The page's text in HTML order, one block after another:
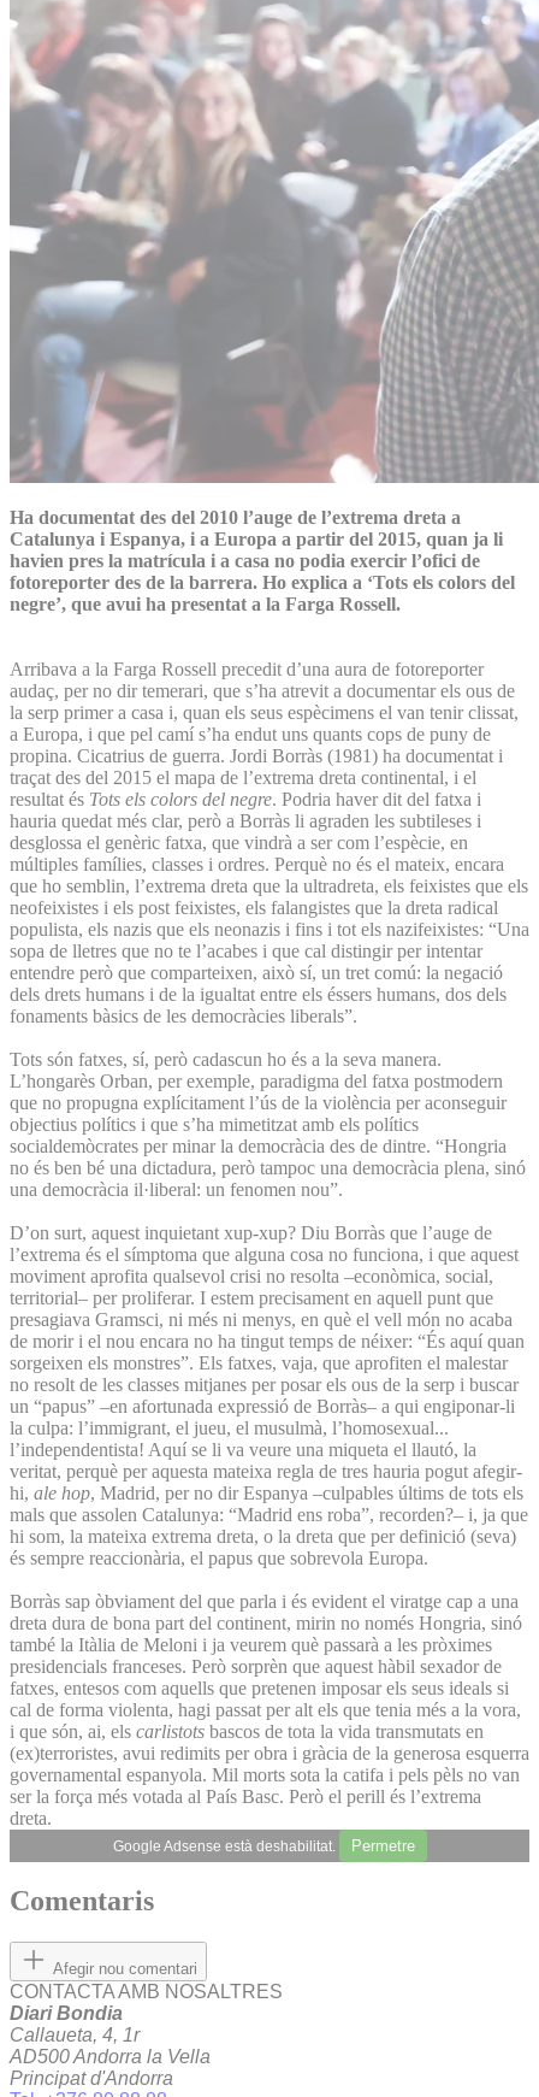
Ha documentat des del 2010 l’auge de l’extrema dreta a
Catalunya i Espanya, i a Europa a partir del 2015, quan ja li
havien pres la matrícula i a casa no podia exercir l’ofici de
fotoreporter des de la barrera. Ho explica a ‘Tots els colors del
negre’, que avui ha presentat a la Farga Rossell.
Arribava a la Farga Rossell precedit d’una aura de fotoreporter
audaç, per no dir temerari, que s’ha atrevit a documentar els ous de
la serp primer a casa i, quan els seus espècimens el van tenir clissat,
a Europa, i que pel camí s’ha endut uns quants cops de puny de
propina. Cicatrius de guerra. Jordi Borràs (1981) ha documentat i
traçat des del 2015 el mapa de l’extrema dreta continental, i el
resultat és Tots els colors del negre. Podria haver dit del fatxa i
hauria quedat més clar, però a Borràs li agraden les subtileses i
desglossa el genèric fatxa, que vindrà a ser com l’espècie, en
múltiples famílies, classes i ordres. Perquè no és el mateix, encara
que ho semblin, l’extrema dreta que la ultradreta, els feixistes que els
neofeixistes i els post feixistes, els falangistes que la dreta radical
populista, els nazis que els neonazis i fins i tot els nazifeixistes: “Una
sopa de lletres que no te l’acabes i que cal distingir per intentar
entendre però que comparteixen, això sí, un tret comú: la negació
dels drets humans i de la igualtat entre els éssers humans, dos dels
fonaments bàsics de les democràcies liberals”.
Tots són fatxes, sí, però cadascun ho és a la seva manera.
L’hongarès Orban, per exemple, paradigma del fatxa postmodern
que no propugna explícitament l’ús de la violència per aconseguir
objectius polítics i que s’ha mimetitzat amb els polítics
socialdemòcrates per minar la democràcia des de dintre. “Hongria
no és ben bé una dictadura, però tampoc una democràcia plena, sinó
una democràcia il·liberal: un fenomen nou”.
D’on surt, aquest inquietant xup-xup? Diu Borràs que l’auge de
l’extrema és el símptoma que alguna cosa no funciona, i que aquest
moviment aprofita qualsevol crisi no resolta –econòmica, social,
territorial– per proliferar. I estem precisament en aquell punt que
presagiava Gramsci, ni més ni menys, en què el vell món no acaba
de morir i el nou encara no ha tingut temps de néixer: “És aquí quan
sorgeixen els monstres”. Els fatxes, vaja, que aprofiten el malestar
no resolt de les classes mitjanes per posar els ous de la serp i buscar
un “papus” –en afortunada expressió de Borràs– a qui engiponar-li
la culpa: l’immigrant, el jueu, el musulmà, l’homosexual...
l’independentista! Aquí se li va veure una miqueta el llautó, la
veritat, perquè per aquesta mateixa regla de tres hauria pogut afegir-
hi, ale hop, Madrid, per no dir Espanya –culpables últims de tots els
mals que assolen Catalunya: “Madrid ens roba”, recorden?– i, ja que
hi som, la mateixa extrema dreta, o la dreta que per definició (seva)
és sempre reaccionària, el papus que sobrevola Europa.
Borràs sap òbviament del que parla i és evident el viratge cap a una
dreta dura de bona part del continent, mirin no només Hongria, sinó
també la Itàlia de Meloni i ja veurem què passarà a les pròximes
presidencials franceses. Però sorprèn que aquest hàbil sexador de
fatxes, entesos com aquells que pretenen imposar els seus ideals si
cal de forma violenta, hagi passat per alt els que tenia més a la vora,
i que són, ai, els carlistots bascos de tota la vida transmutats en
(ex)terroristes, avui redimits per obra i gràcia de la generosa esquerra
governamental espanyola. Mil morts sota la catifa i pels pèls no van
ser la força més votada al País Basc. Però el perill és l’extrema
dreta.
Google Adsense està deshabilitat. Permetre
Comentaris
Afegir nou comentari
CONTACTA AMB NOSALTRES
Diari Bondia
Callaueta, 4, 1r
AD500 Andorra la Vella
Principat d'Andorra